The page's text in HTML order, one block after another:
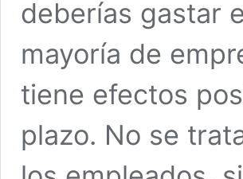
deberías gastar
mayoría de
tiene efectos
plazo. No se